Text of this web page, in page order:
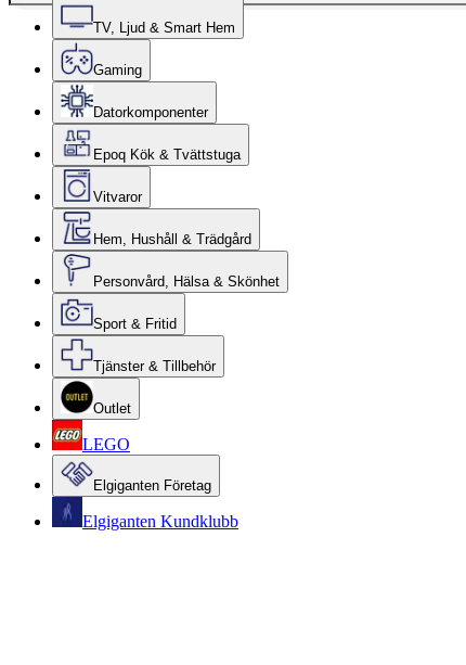
TV, Ljud & Smart Hem
Gaming
Datorkomponenter
Epoq Kök & Tvättstuga
Vitvaror
Hem, Hushåll & Trädgård
Personvård, Hälsa & Skönhet
Sport & Fritid
Tjänster & Tillbehör
Outlet
LEGO
Elgiganten Företag
Elgiganten Kundklubb